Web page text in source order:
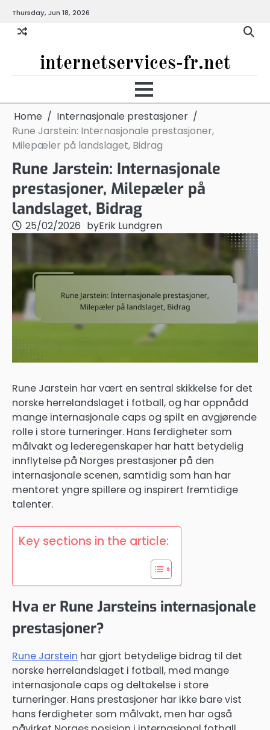
content
Thursday, Jun 18, 2026
internetservices-fr.net
Home
Internasjonale prestasjoner
Rune Jarstein: Internasjonale prestasjoner,
Milepæler på landslaget, Bidrag
Rune Jarstein: Internasjonale
prestasjoner, Milepæler på
landslaget, Bidrag
25/02/2026 byErik Lundgren
Rune Jarstein har vært en sentral skikkelse for det
norske herrelandslaget i fotball, og har oppnådd
mange internasjonale caps og spilt en avgjørende
rolle i store turneringer. Hans ferdigheter som
målvakt og lederegenskaper har hatt betydelig
innflytelse på Norges prestasjoner på den
internasjonale scenen, samtidig som han har
mentoret yngre spillere og inspirert fremtidige
talenter.
Key sections in the article:
Hva er Rune Jarsteins internasjonale
prestasjoner?
Rune Jarstein har gjort betydelige bidrag til det
norske herrelandslaget i fotball, med mange
internasjonale caps og deltakelse i store
turneringer. Hans prestasjoner har ikke bare vist
hans ferdigheter som målvakt, men har også